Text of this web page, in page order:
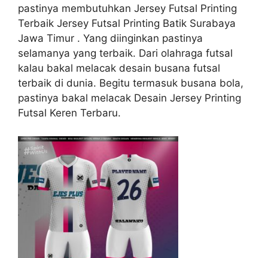
pastinya membutuhkan Jersey Futsal Printing
Terbaik Jersey Futsal Printing Batik Surabaya
Jawa Timur . Yang diinginkan pastinya
selamanya yang terbaik. Dari olahraga futsal
kalau bakal melacak desain busana futsal
terbaik di dunia. Begitu termasuk busana bola,
pastinya bakal melacak Desain Jersey Printing
Futsal Keren Terbaru.